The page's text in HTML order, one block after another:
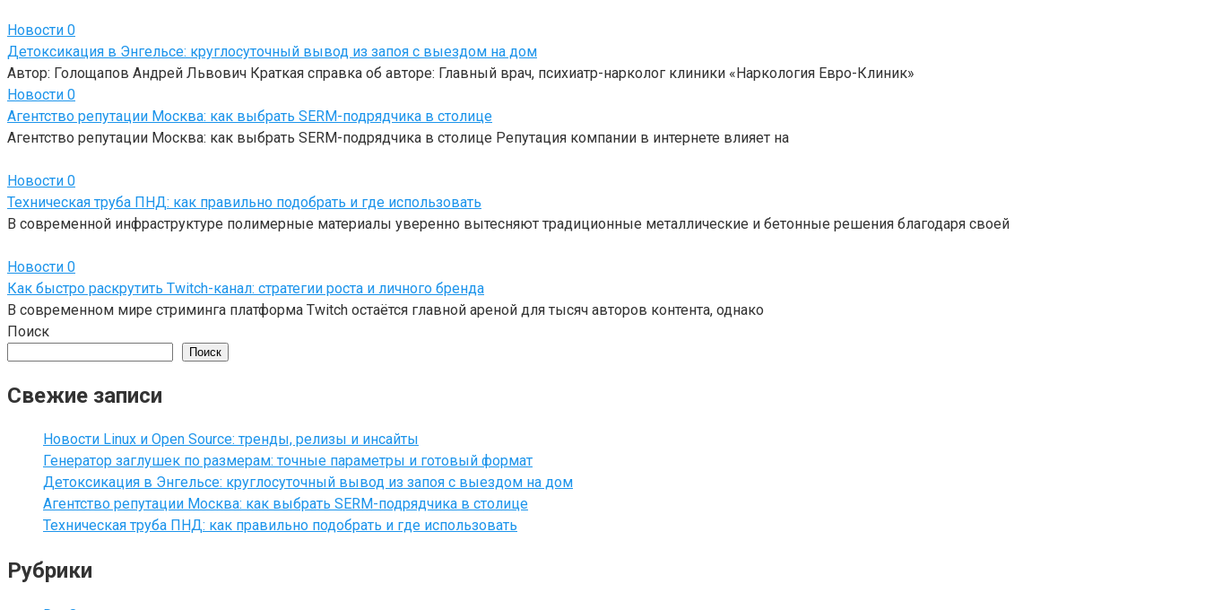
Новости 0
Детоксикация в Энгельсе: круглосуточный вывод из запоя с выездом на дом
Автор: Голощапов Андрей Львович Краткая справка об авторе: Главный врач, психиатр-нарколог клиники «Наркология Евро-Клиник»
Новости 0
Агентство репутации Москва: как выбрать SERM-подрядчика в столице
Агентство репутации Москва: как выбрать SERM-подрядчика в столице Репутация компании в интернете влияет на
Новости 0
Техническая труба ПНД: как правильно подобрать и где использовать
В современной инфраструктуре полимерные материалы уверенно вытесняют традиционные металлические и бетонные решения благодаря своей
Новости 0
Как быстро раскрутить Twitch-канал: стратегии роста и личного бренда
В современном мире стриминга платформа Twitch остаётся главной ареной для тысяч авторов контента, однако
Поиск
Поиск
Свежие записи
Новости Linux и Open Source: тренды, релизы и инсайты
Генератор заглушек по размерам: точные параметры и готовый формат
Детоксикация в Энгельсе: круглосуточный вывод из запоя с выездом на дом
Агентство репутации Москва: как выбрать SERM-подрядчика в столице
Техническая труба ПНД: как правильно подобрать и где использовать
Рубрики